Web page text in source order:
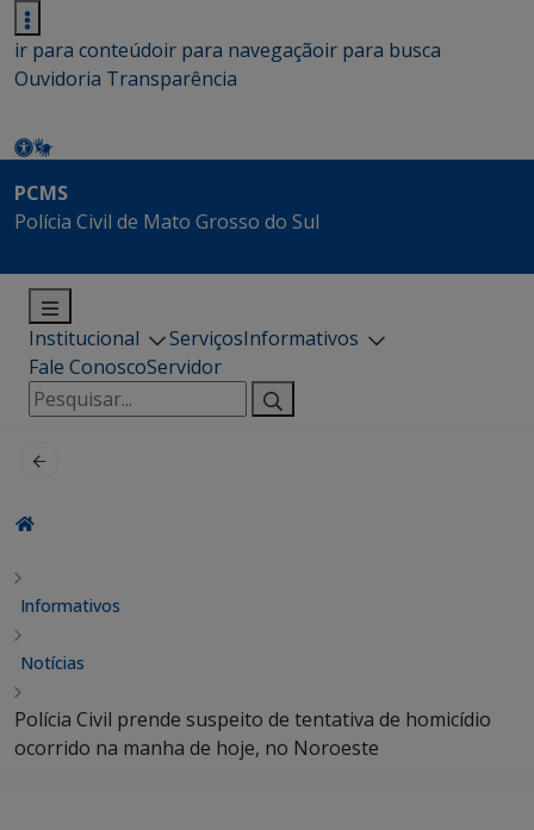
ir para conteúdoir para navegaçãoir para busca
Ouvidoria Transparência
PCMS
Polícia Civil de Mato Grosso do Sul
Institucional ServiçosInformativos
Fale ConoscoServidor
Pesquisar
por:
Informativos
Notícias
Polícia Civil prende suspeito de tentativa de homicídio
ocorrido na manha de hoje, no Noroeste